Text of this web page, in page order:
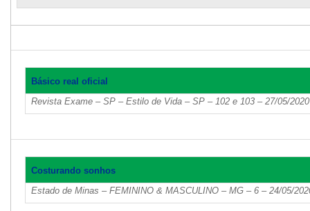
Básico real oficial
Revista Exame – SP – Estilo de Vida – SP – 102 e 103 – 27/05/
Costurando sonhos
Estado de Minas – FEMININO & MASCULINO – MG – 6 – 24/05/